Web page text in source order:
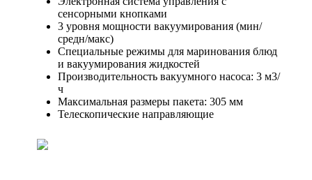
сенсорными кнопками
3 уровня мощности вакуумирования (мин/
средн/макс)
Специальные режимы для маринования блюд
и вакуумирования жидкостей
Производительность вакуумного насоса: 3 м3/
ч
Максимальная размеры пакета: 305 мм
Телескопические направляющие